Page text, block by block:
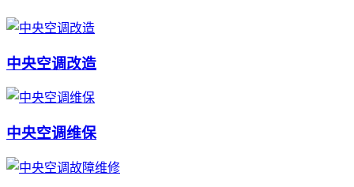
中央空调改造
中央空调维保